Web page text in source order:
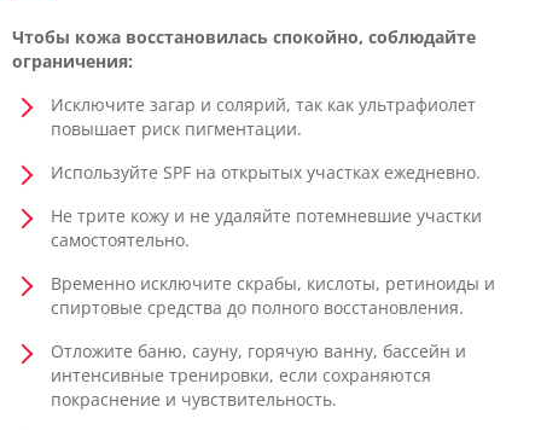
Чтобы кожа восстановилась спокойно, соблюдайте
ограничения:
Исключите загар и солярий, так как ультрафиолет
повышает риск пигментации.
Используйте SPF на открытых участках ежедневно.
Не трите кожу и не удаляйте потемневшие участки
самостоятельно.
Временно исключите скрабы, кислоты, ретиноиды и
спиртовые средства до полного восстановления.
Отложите баню, сауну, горячую ванну, бассейн и
интенсивные тренировки, если сохраняются
покраснение и чувствительность.